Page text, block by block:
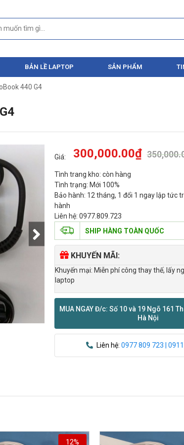
BẢN LỀ LAPTOP SẢN PHẨM
440 G4
Giá: 300,000.00₫
Tình trang kho: còn hàng
Tình trạng: Mới 100%
Bảo hành: 12 tháng, 1 đổi 1 ngay lập tức
hành
Liên hệ: 0977.809.723
SHIP HÀNG TOÀN QUỐC
KHUYẾN MÃI:
Khuyến mại: Miễn phí công thay thế, lấy
laptop
MUA NGAY Đ/c: Số 10 và 19 Ngõ 161
Hà Nội
Liên hệ:0977 809 723 |
12%